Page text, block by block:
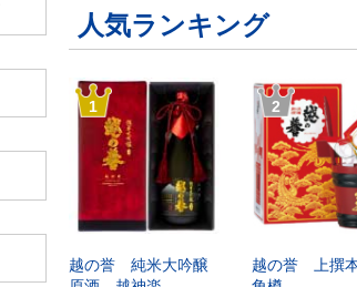
人気ランキング
1
越の誉 純米大吟醸
2
越の誉 上撰